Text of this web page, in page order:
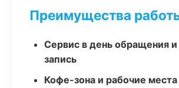
Преимущества
Сервис в день обращения
запись
Кофе-зона и рабочие